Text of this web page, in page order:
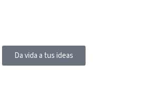
Da vida a tus ideas